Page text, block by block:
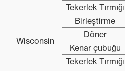
Tekerlek Tırmığı
Wisconsin
Birleştirme
Döner
Kenar çubuğu
Tekerlek Tırmığı